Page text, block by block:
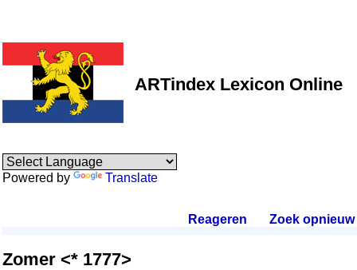
ARTindex Lexicon Online
Powered by Translate
Reageren Zoek opnieuw.
Zomer <* 1777>